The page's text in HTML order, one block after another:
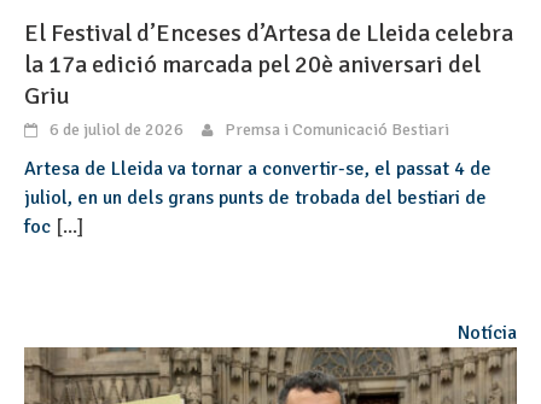
El Festival d’Enceses d’Artesa de Lleida celebra
la 17a edició marcada pel 20è aniversari del
Griu
6 de juliol de 2026 Premsa i Comunicació Bestiari
Artesa de Lleida va tornar a convertir-se, el passat 4 de
juliol, en un dels grans punts de trobada del bestiari de
foc [...]
Notícia